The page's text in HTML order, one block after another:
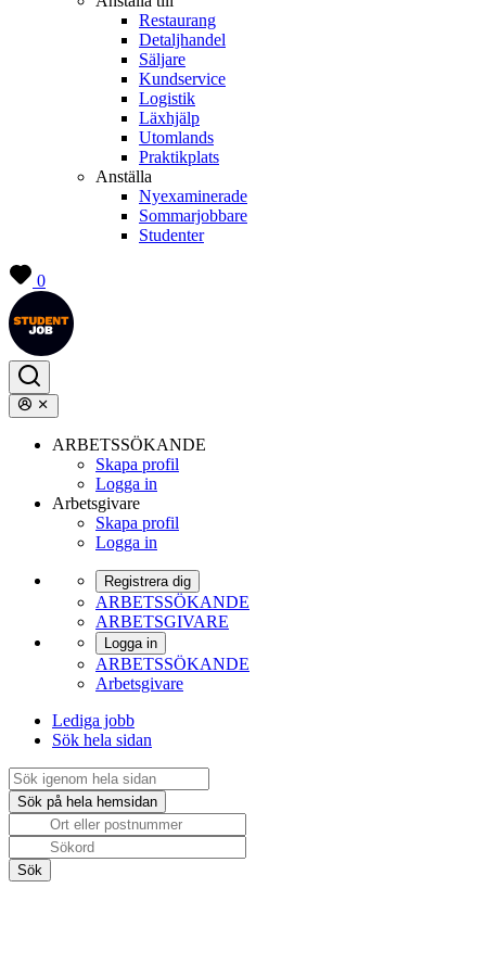
Restaurang
Detaljhandel
Säljare
Kundservice
Logistik
Läxhjälp
Utomlands
Praktikplats
Anställa
Nyexaminerade
Sommarjobbare
Studenter
0
ARBETSSÖKANDE
Skapa profil
Logga in
Arbetsgivare
Skapa profil
Logga in
Registrera dig
ARBETSSÖKANDE
ARBETSGIVARE
Logga in
ARBETSSÖKANDE
Arbetsgivare
Lediga jobb
Sök hela sidan